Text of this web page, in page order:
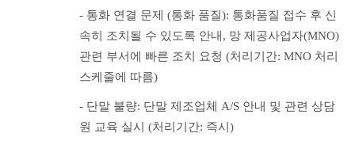
- 통화 연결 문제 (통화 품질): 통화품질 접수 후 신
속히 조치될 수 있도록 안내, 망 제공사업자(MNO)
관련 부서에 빠른 조치 요청 (처리기간: MNO 처리
스케줄에 따름)
- 단말 불량: 단말 제조업체 A/S 안내 및 관련 상담
원 교육 실시 (처리기간: 즉시)